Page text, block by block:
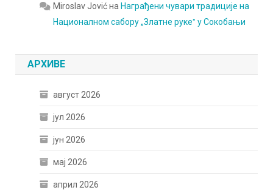
Miroslav Jovićна Награђени чувари традиције на
Националном сабору „Златне рукеˮ у Сокобањи
АРХИВЕ
август 2026
јул 2026
јун 2026
мај 2026
април 2026